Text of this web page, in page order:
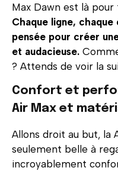
Max Dawn est là
Chaque ligne,
pensée pour créer
et audacieuse.
? Attends de voir la
Confort et
Air Max et
Allons droit au but, la
seulement belle à
incroyablement